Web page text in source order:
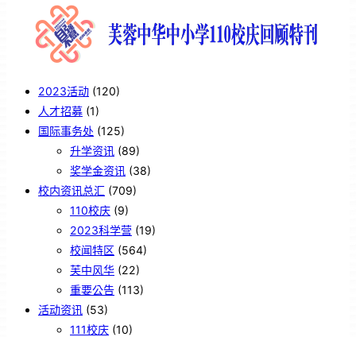
2023活动 (120)
人才招募 (1)
国际事务处 (125)
升学资讯 (89)
奖学金资讯 (38)
校内资讯总汇 (709)
110校庆 (9)
2023科学营 (19)
校闻特区 (564)
芙中风华 (22)
重要公告 (113)
活动资讯 (53)
111校庆 (10)